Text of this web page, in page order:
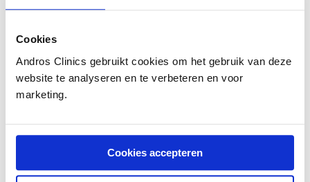
Cookies
Andros Clinics gebruikt cookies om het gebruik van deze
website te analyseren en te verbeteren en voor
marketing.
Cookies accepteren
Actief afwachten
Ook komt er steeds meer bewijs dat patiënten in de
komen voor het actief afwachtend beleid, een grote
kans lopen op overbehandeling. In de herziene
richtlijn staat daarom de aanbeveling om deze
patiënten, met een lage PSA (<10 ng/ml), een
Gleason-score van 6 of minder, en met één of twee
positieve biopten, louter actief te volgen en pas een
in opzet genezende behandeling aan te bieden als er